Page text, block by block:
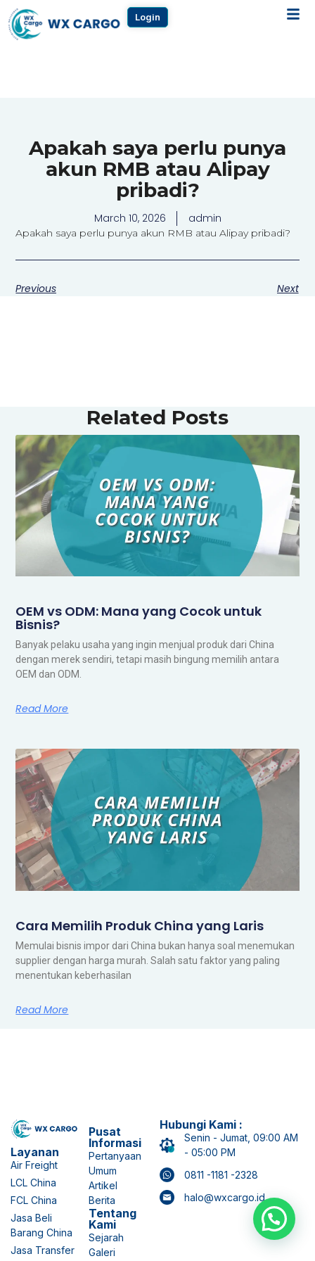
Login
Apakah saya perlu punya
akun RMB atau Alipay
pribadi?
March 10, 2026 admin
Apakah saya perlu punya akun RMB atau Alipay pribadi?
Previous Next
Related Posts
OEM vs ODM: Mana yang Cocok untuk
Bisnis?
Banyak pelaku usaha yang ingin menjual produk dari China
dengan merek sendiri, tetapi masih bingung memilih antara
OEM dan ODM.
Read More
Cara Memilih Produk China yang Laris
Memulai bisnis impor dari China bukan hanya soal menemukan
supplier dengan harga murah. Salah satu faktor yang paling
menentukan keberhasilan
Read More
Layanan
Air Freight
LCL China
FCL China
Jasa Beli
Barang China
Jasa Transfer
Pusat
Informasi
Pertanyaan
Umum
Artikel
Berita
Tentang
Kami
Sejarah
Galeri
Hubungi Kami :
Senin - Jumat, 09:00 AM
- 05:00 PM
0811 -1181 -2328
halo@wxcargo.id